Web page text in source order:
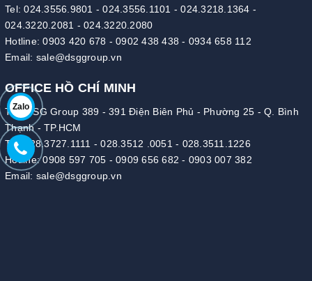
Zalo
Tel:024.3556.9801 -024.3556.1101 -024.3218.1364 -
024.3220.2081 - 024.3220.2080
Hotline:0903 420 678 - 0902 438 438 - 0934 658 112
Email: sale@dsggroup.vn
OFFICE HỒ CHÍ MINH
Tòa DSG Group 389 - 391 Điện Biên Phủ - Phường 25 - Q. Bình
Thạnh - TP.HCM
Tel:
028.3727.1111 -028.3512 .0051 - 028.3511.1226
Hotline:0908 597 705 - 0909 656 682 - 0903 007 382
Email: sale@dsggroup.vn